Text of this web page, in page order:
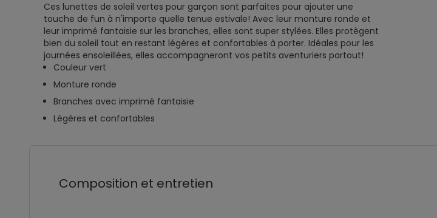
Ces lunettes de soleil vertes pour garçon sont parfaites pour ajouter une
touche de fun à n'importe quelle tenue estivale! Avec leur monture ronde et
leur imprimé fantaisie sur les branches, elles sont super stylées. Elles protègent
bien du soleil tout en restant légères et confortables à porter. Idéales pour les
journées ensoleillées, elles accompagneront vos petits aventuriers partout!
Couleur vert
Monture ronde
Branches avec imprimé fantaisie
Légères et confortables
Composition et entretien